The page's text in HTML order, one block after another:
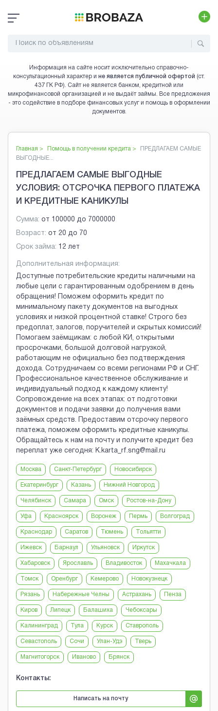
Информация на сайте носит исключительно справочно-
консультационный характер и не является публичной офертой (ст.
437 ГК РФ). Сайт не является банком, кредитной или
микрофинансовой организацией и не выдаёт займы. Все предложения
- это содействие в подборе финансовых услуг и помощь в оформлении
документов.
Главная > Помощь в получении кредита >
ПРЕДЛАГАЕМ САМЫЕ
ВЫГОДНЫЕ...
ПРЕДЛАГАЕМ САМЫЕ ВЫГОДНЫЕ
УСЛОВИЯ: ОТСРОЧКА ПЕРВОГО ПЛАТЕЖА
И КРЕДИТНЫЕ КАНИКУЛЫ
Сумма: от 100000 до 7000000
Возраст: от 20 до 70
Срок займа: 12 лет
Дополнительная информация:
Доступные потребительские кредиты наличными на
любые цели с гарантированным одобрением в день
обращения! Поможем оформить кредит по
минимальному пакету документов на выгодных
условиях и низкой процентной ставке! Строго без
предоплат, залогов, поручителей и скрытых комиссий!
Помогаем заёмщикам: с любой КИ, открытыми
просрочками, большой долговой нагрузкой,
работающим не официально без подтверждения
дохода. Сотрудничаем со всеми регионами РФ и СНГ.
Профессиональное качественное обслуживание и
индивидуальный подход к каждому клиенту!
Сопровождение на всех этапах: от подготовки
документов и подачи заявки до получения вами
заёмных средств. Предоставим отсрочку первого
платежа, поможем оформить кредитные каникулы.
Обращайтесь к нам на почту и получите кредит без
переплат уже сегодня: K.karta_rf.sng@mail.ru
Москва Санкт-Петербург Новосибирск
Екатеринбург Казань Нижний Новгород
Челябинск Самара Омск Ростов-на-Дону
Уфа Красноярск Воронеж Пермь Волгоград
Краснодар Саратов Тюмень Тольятти
Ижевск Барнаул Ульяновск Иркутск
Хабаровск Ярославль Владивосток Махачкала
Томск Оренбург Кемерово Новокузнецк
Рязань Набережные Челны Астрахань Пенза
Киров Липецк Балашиха Чебоксары
Калининград Тула Курск Ставрополь
Севастополь Сочи Улан-Удэ Тверь
Магнитогорск Иваново Брянск
Контакты:
Написать на почту